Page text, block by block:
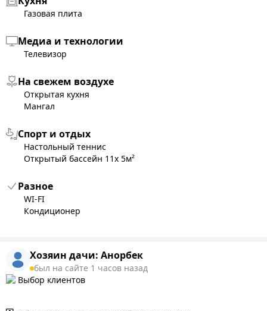
Газовая плита
Медиа и технологии
Телевизор
На свежем воздухе
Открытая кухня
Мангал
Спорт и отдых
Настольный теннис
Открытый бассейн 11х 5м²
Разное
WI-FI
Кондиционер
Хозяин дачи: Анорбек
был на сайте 1 часов назад
Выбор клиентов